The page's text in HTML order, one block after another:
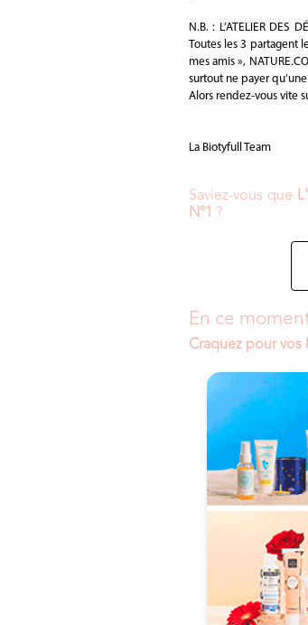
N.B. : L’ATELIER DES
Toutes les 3 partagent
mes amis »,
surtout ne payer
Alors rendez-vous vite
La Biotyfull Team
Saviez-vous que
N°1
?
En ce
Craquez pour vos